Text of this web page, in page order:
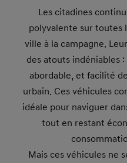
Les citadines
polyvalente sur toutes
ville à la campagne.
des atouts indéniables
abordable, et facilité
urbain. Ces véhicules
idéale pour naviguer
tout en restant
Mais ces véhicules ne